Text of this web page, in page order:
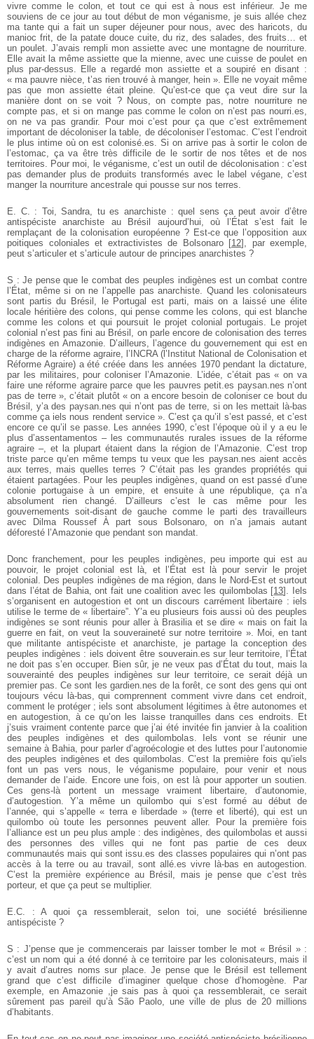
vivre comme le colon, et tout ce qui est à nous est inférieur. Je me
souviens de ce jour au tout début de mon véganisme, je suis allée chez
ma tante qui a fait un super déjeuner pour nous, avec des haricots, du
manioc frit, de la patate douce cuite, du riz, des salades, des fruits… et
un poulet. J’avais rempli mon assiette avec une montagne de nourriture.
Elle avait la même assiette que la mienne, avec une cuisse de poulet en
plus par-dessus. Elle a regardé mon assiette et a soupiré en disant :
« ma pauvre nièce, t’as rien trouvé à manger, hein ». Elle ne voyait même
pas que mon assiette était pleine. Qu’est-ce que ça veut dire sur la
manière dont on se voit ? Nous, on compte pas, notre nourriture ne
compte pas, et si on mange pas comme le colon on n’est pas nourri.es,
on ne va pas grandir. Pour moi c’est pour ça que c’est extrêmement
important de décoloniser la table, de décoloniser l’estomac. C’est l’endroit
le plus intime où on est colonisé.es. Si on arrive pas à sortir le colon de
l’estomac, ça va être très difficile de le sortir de nos têtes et de nos
territoires. Pour moi, le véganisme, c’est un outil de décolonisation : c’est
pas demander plus de produits transformés avec le label végane, c’est
manger la nourriture ancestrale qui pousse sur nos terres.
E. C. : Toi, Sandra, tu es anarchiste : quel sens ça peut avoir d’être
antispéciste anarchiste au Brésil aujourd’hui, où l’État s’est fait le
remplaçant de la colonisation européenne ? Est-ce que l’opposition aux
poitiques coloniales et extractivistes de Bolsonaro[12] , par exemple,
peut s’articuler et s’articule autour de principes anarchistes ?
S : Je pense que le combat des peuples indigènes est un combat contre
l’État, même si on ne l’appelle pas anarchiste. Quand les colonisateurs
sont partis du Brésil, le Portugal est parti, mais on a laissé une élite
locale héritière des colons, qui pense comme les colons, qui est blanche
comme les colons et qui poursuit le projet colonial portugais. Le projet
colonial n’est pas fini au Brésil, on parle encore de colonisation des terres
indigènes en Amazonie. D’ailleurs, l’agence du gouvernement qui est en
charge de la réforme agraire, l’INCRA (l’Institut National de Colonisation et
Réforme Agraire) a été créée dans les années 1970 pendant la dictature,
par les militaires, pour coloniser l’Amazonie. L’idée, c’était pas « on va
faire une réforme agraire parce que les pauvres petit.es paysan.nes n’ont
pas de terre », c’était plutôt « on a encore besoin de coloniser ce bout du
Brésil, y’a des paysan.nes qui n’ont pas de terre, si on les mettait là-bas
comme ça iels nous rendent service ». C’est ça qu’il s’est passé, et c’est
encore ce qu’il se passe. Les années 1990, c’est l’époque où il y a eu le
plus d’assentamentos – les communautés rurales issues de la réforme
agraire –, et la plupart étaient dans la région de l’Amazonie. C’est trop
triste parce qu’en même temps tu veux que les paysan.nes aient accès
aux terres, mais quelles terres ? C’était pas les grandes propriétés qui
étaient partagées. Pour les peuples indigènes, quand on est passé d’une
colonie portugaise à un empire, et ensuite à une république, ça n’a
absolument rien changé. D’ailleurs c’est le cas même pour les
gouvernements soit-disant de gauche comme le parti des travailleurs
avec Dilma Roussef À part sous Bolsonaro, on n’a jamais autant
déforesté l’Amazonie que pendant son mandat.
Donc franchement, pour les peuples indigènes, peu importe qui est au
pouvoir, le projet colonial est là, et l’État est là pour servir le projet
colonial. Des peuples indigènes de ma région, dans le Nord-Est et surtout
dans l’état de Bahia, ont fait une coalition avec les quilombolas [13] . Iels
s’organisent en autogestion et ont un discours carrément libertaire : iels
utilise le terme de « libertaire”. Y’a eu plusieurs fois aussi où des peuples
indigènes se sont réunis pour aller à Brasilia et se dire « mais on fait la
guerre en fait, on veut la souveraineté sur notre territoire ». Moi, en tant
que militante antispéciste et anarchiste, je partage la conception des
peuples indigènes : iels doivent être souverain.es sur leur territoire, l’État
ne doit pas s’en occuper. Bien sûr, je ne veux pas d’État du tout, mais la
souverainté des peuples indigènes sur leur territoire, ce serait déjà un
premier pas. Ce sont les gardien.nes de la forêt, ce sont des gens qui ont
toujours vécu là-bas, qui comprennent comment vivre dans cet endroit,
comment le protéger ; iels sont absolument légitimes à être autonomes et
en autogestion, à ce qu’on les laisse tranquilles dans ces endroits. Et
j’suis vraiment contente parce que j’ai été invitée fin janvier à la coalition
des peuples indigènes et des quilombolas. Iels vont se réunir une
semaine à Bahia, pour parler d’agroécologie et des luttes pour l’autonomie
des peuples indigènes et des quilombolas. C’est la première fois qu’iels
font un pas vers nous, le véganisme populaire, pour venir et nous
demander de l’aide. Encore une fois, on est là pour apporter un soutien.
Ces gens-là portent un message vraiment libertaire, d’autonomie,
d’autogestion. Y’a même un quilombo qui s’est formé au début de
l’année, qui s’appelle « terra e liberdade » (terre et liberté), qui est un
quilombo où toute les personnes peuvent aller. Pour la première fois
l’alliance est un peu plus ample : des indigènes, des quilombolas et aussi
des personnes des villes qui ne font pas partie de ces deux
communautés mais qui sont issu.es des classes populaires qui n’ont pas
accès à la terre ou au travail, sont allé.es vivre là-bas en autogestion.
C’est la première expérience au Brésil, mais je pense que c’est très
porteur, et que ça peut se multiplier.
E.C. : A quoi ça ressemblerait, selon toi, une société brésilienne
antispéciste ?
S : J’pense que je commencerais par laisser tomber le mot « Brésil » :
c’est un nom qui a été donné à ce territoire par les colonisateurs, mais il
y avait d’autres noms sur place. Je pense que le Brésil est tellement
grand que c’est difficile d’imaginer quelque chose d’homogène. Par
exemple, en Amazonie ,je sais pas à quoi ça ressemblerait, ce serait
sûrement pas pareil qu’à São Paolo, une ville de plus de 20 millions
d’habitants.